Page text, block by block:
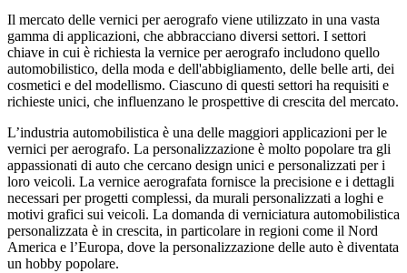
Il mercato delle vernici per aerografo viene utilizzato in una vasta
gamma di applicazioni, che abbracciano diversi settori. I settori
chiave in cui è richiesta la vernice per aerografo includono quello
automobilistico, della moda e dell'abbigliamento, delle belle arti, dei
cosmetici e del modellismo. Ciascuno di questi settori ha requisiti e
richieste unici, che influenzano le prospettive di crescita del mercato.
L’industria automobilistica è una delle maggiori applicazioni per le
vernici per aerografo. La personalizzazione è molto popolare tra gli
appassionati di auto che cercano design unici e personalizzati per i
loro veicoli. La vernice aerografata fornisce la precisione e i dettagli
necessari per progetti complessi, da murali personalizzati a loghi e
motivi grafici sui veicoli. La domanda di verniciatura automobilistica
personalizzata è in crescita, in particolare in regioni come il Nord
America e l’Europa, dove la personalizzazione delle auto è diventata
un hobby popolare.